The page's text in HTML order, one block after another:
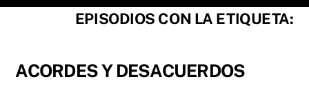
EPISODIOS CON LA ETIQUETA:
ACORDES Y DESACUERDOS